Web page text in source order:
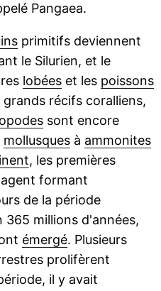
Pangaea.
primitifs deviennent
le Silurien, et le
lobéeset les poissons
récifs coralliens,
sont encore
mollusquesà ammonites
, les premières
formant
de la période
365 millions d'années,
émergé. Plusieurs
prolifèrent
il y avait